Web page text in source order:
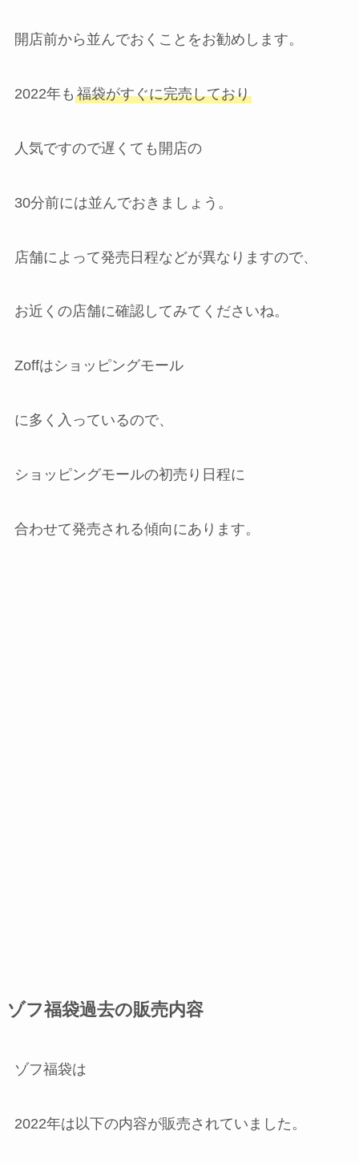
開店前から並んでおくことをお勧めします。
2022年も 福袋がすぐに完売しており
人気ですので遅くても開店の
30分前には並んでおきましょう。
店舗によって発売日程などが異なりますので、
お近くの店舗に確認してみてくださいね。
Zoffはショッピングモール
に多く入っているので、
ショッピングモールの初売り日程に
合わせて発売される傾向にあります。
ゾフ福袋過去の販売内容
ゾフ福袋は
2022年は以下の内容が販売されていました。